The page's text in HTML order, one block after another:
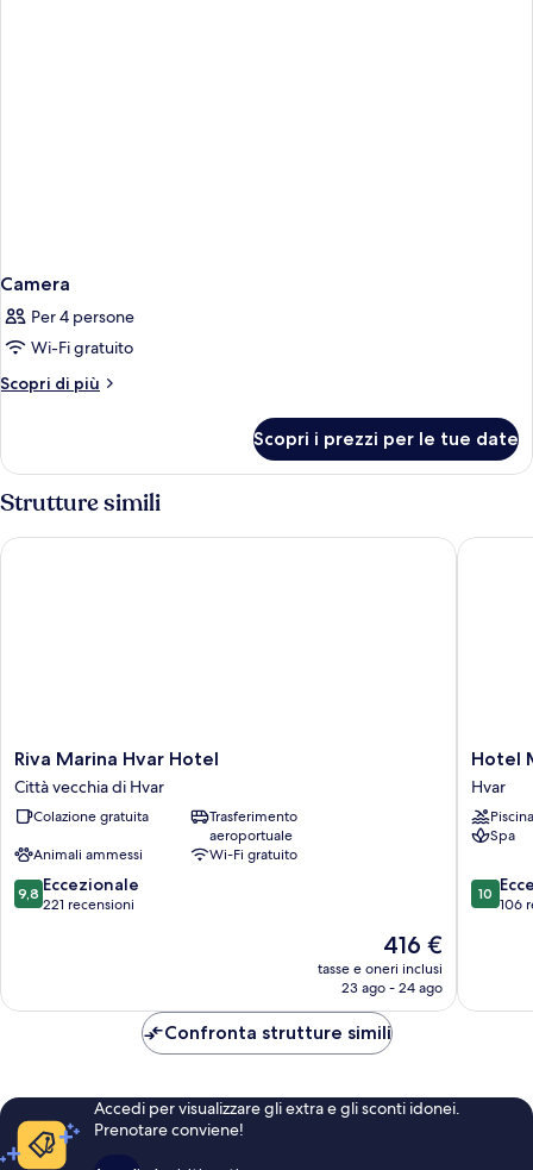
Camera
Per 4 persone
Wi-Fi gratuito
Scopri di più
Altri
Scopri i prezzi per le tue date
Strutture simili
Riva
Marina
Hvar
Hotel
vecchia
di
Hvar
Riva Marina Hvar Hotel
Città vecchia di Hvar
Colazione gratuita
Trasferimento
aeroportuale
Animali ammessi
Wi-Fi gratuito
9.8
su
9,8 Eccezionale
221 recensioni
Il
prezzo
attuale
416 €
416 €
tasse e oneri inclusi
23 ago - 24 ago
Riva Marina Hvar Hotel
Hotel
Moeesy
Blue
&
Green
-
Adults
Hotel
Hvar
Piscina
Spa
10.0
su
10
106
Hotel
Confronta strutture simili
Accedi per visualizzare gli extra e gli sconti idonei.
Prenotare conviene!